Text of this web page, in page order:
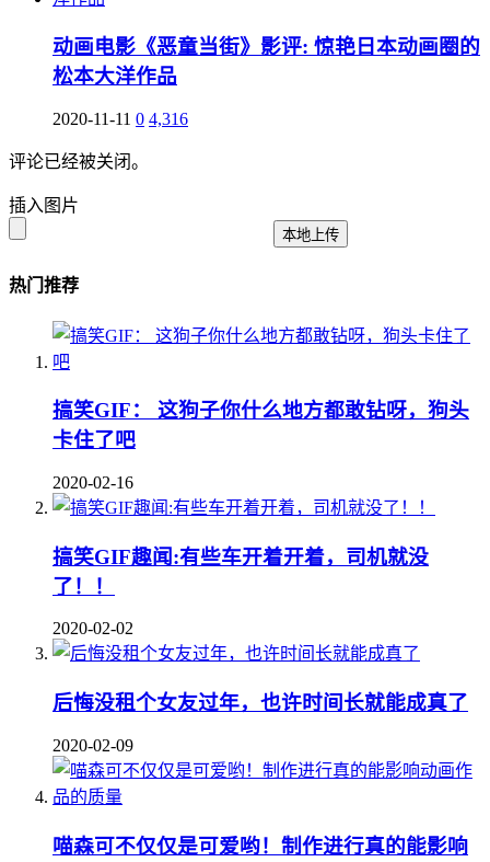
动画电影《恶童当街》影评: 惊艳日本动画圈的
松本大洋作品
2020-11-11 0 4,316
评论已经被关闭。
插入图片
本地上传
热门推荐
搞笑GIF： 这狗子你什么地方都敢钻呀，狗头
卡住了吧
2020-02-16
搞笑GIF趣闻:有些车开着开着，司机就没
了！！
2020-02-02
后悔没租个女友过年，也许时间长就能成真了
2020-02-09
喵森可不仅仅是可爱哟！制作进行真的能影响